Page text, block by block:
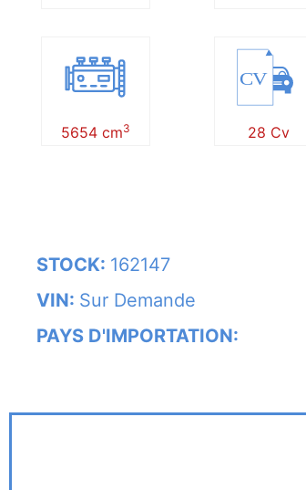
5654 cm3
CV
28 Cv
STOCK: 162147
VIN: Sur Demande
PAYS D'IMPORTATION: